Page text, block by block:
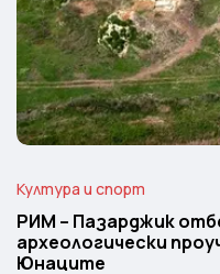
Култура и спорт
РИМ – Пазарджик
археологически
Юнаците